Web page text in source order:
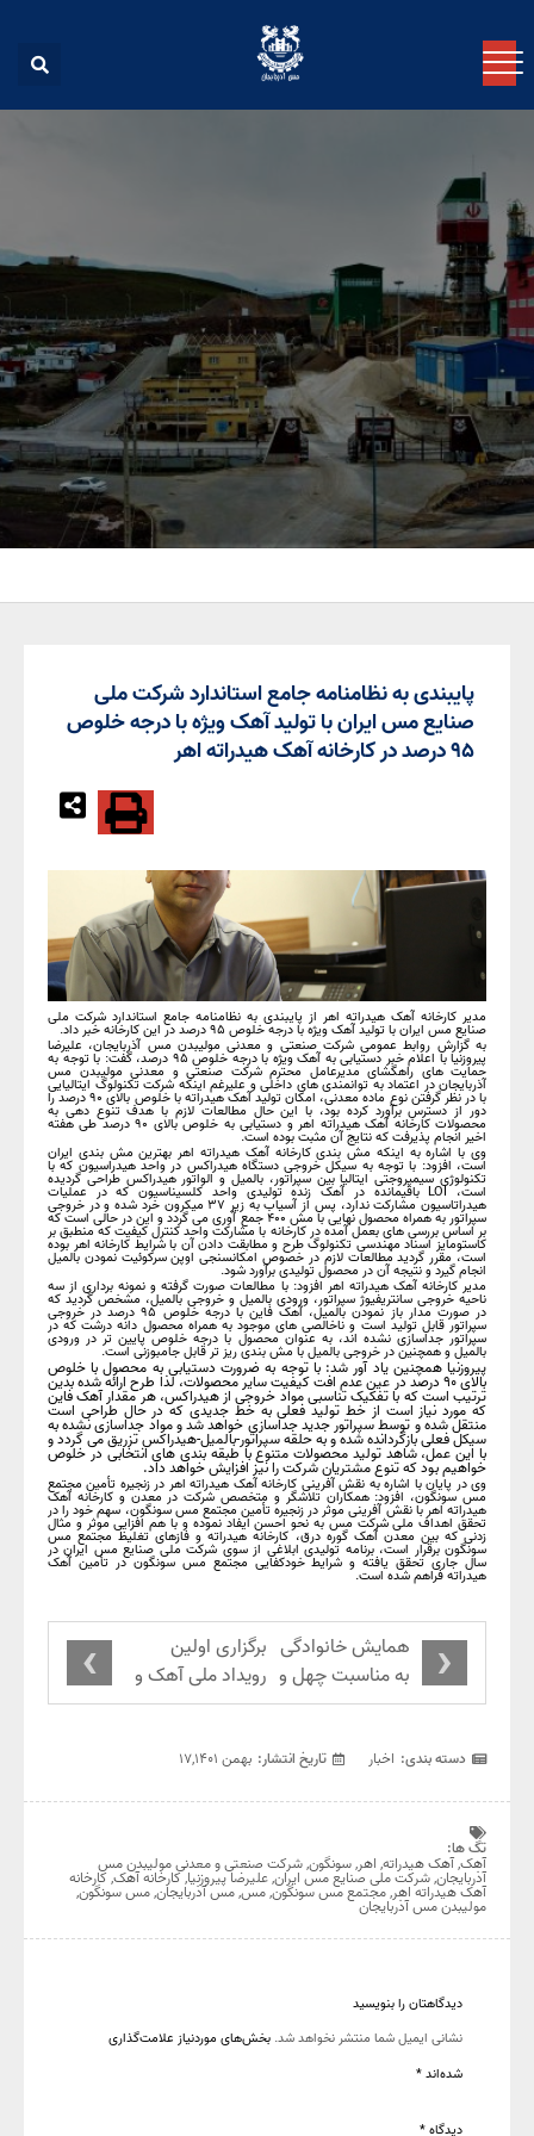
پایبندی به نظامنامه جامع استاندارد شرکت ملی
صنایع مس ایران با تولید آهک ویژه با درجه خلوص
۹۵ درصد در کارخانه آهک هیدراته اهر
مدیر کارخانه آهک هیدراته اهر از پایبندی به نظامنامه جامع استاندارد شرکت ملی
صنایع مس ایران با تولید آهک ویژه با درجه خلوص ۹۵ درصد در این کارخانه خبر داد.
به گزارش روابط عمومی شرکت صنعتی و معدنی مولیبدن مس آذربایجان، علیرضا
پیروزنیا با اعلام خبر دستیابی به آهک ویژه با درجه خلوص ۹۵ درصد، گفت: با توجه به
حمایت های راهگشای مدیرعامل محترم شرکت صنعتی و معدنی مولیبدن مس
آذربایجان در اعتماد به توانمندی های داخلی و علیرغم اینکه شرکت تکنولوگ ایتالیایی
با در نظر گرفتن نوع ماده معدنی، امکان تولید آهک هیدراته با خلوص بالای ۹۰ درصد را
دور از دسترس برآورد کرده بود، با این حال مطالعات لازم با هدف تنوع دهی به
محصولات کارخانه آهک هیدراته اهر و دستیابی به خلوص بالای ۹۰ درصد طی هفته
اخیر انجام پذیرفت که نتایج آن مثبت بوده است.
وی با اشاره به اینکه مش بندی کارخانه آهک هیدراته اهر بهترین مش بندی ایران
است، افزود: با توجه به سیکل خروجی دستگاه هیدراکس در واحد هیدراسیون که با
تکنولوژی سیمپروجتی ایتالیا بین سپراتور، بالمیل و الواتور هیدراکس طراحی گردیده
است، LOI باقیمانده در آهک زنده تولیدی واحد کلسیناسیون که در عملیات
هیدراتاسیون مشارکت ندارد، پس از آسیاب به زیر ۳۷ میکرون خرد شده و در خروجی
سپراتور به همراه محصول نهایی با مش ۴۰۰ جمع آوری می گردد و این در حالی است که
بر اساس بررسی های بعمل آمده در کارخانه با مشارکت واحد کنترل کیفیت که منطبق بر
کاستومایز اسناد مهندسی تکنولوگ طرح و مطابقت دادن آن با شرایط کارخانه اهر بوده
است، مقرر گردید مطالعات لازم در خصوص امکانسنجی اوپن سرکوئیت نمودن بالمیل
انجام گیرد و نتیجه آن در محصول تولیدی برآورد شود.
مدیر کارخانه آهک هیدراته اهر افزود: با مطالعات صورت گرفته و نمونه برداری از سه
ناحیه خروجی سانتریفیوژ سپراتور، ورودی بالمیل و خروجی بالمیل، مشخص گردید که
در صورت مدار باز نمودن بالمیل، آهک فاین با درجه خلوص ۹۵ درصد در خروجی
سپراتور قابل تولید است و ناخالصی های موجود به همراه محصول دانه درشت که در
سپراتور جداسازی نشده اند، به عنوان محصول با درجه خلوص پایین تر در ورودی
بالمیل و همچنین در خروجی بالمیل با مش بندی ریز تر قابل جامبوزنی است.
پیروزنیا همچنین یاد آور شد: با توجه به ضرورت دستیابی به محصول با خلوص
بالای ۹۰ درصد در عین عدم افت کیفیت سایر محصولات، لذا طرح ارائه شده بدین
ترتیب است که با تفکیک تناسبی مواد خروجی از هیدراکس، هر مقدار آهک فاین
که مورد نیاز است از خط تولید فعلی به خط جدیدی که در حال طراحی است
منتقل شده و توسط سپراتور جدید جداسازی خواهد شد و مواد جداسازی نشده به
سیکل فعلی بازگردانده شده و به حلقه سپراتور-بالمیل-هیدراکس تزریق می گردد و
با این عمل، شاهد تولید محصولات متنوع با طبقه بندی های انتخابی در خلوص
خواهیم بود که تنوع مشتریان شرکت را نیز افزایش خواهد داد.
وی در پایان با اشاره به نقش آفرینی کارخانه آهک هیدراته اهر در زنجیره تأمین مجتمع
مس سونگون، افزود: همکاران تلاشگر و متخصص شرکت در معدن و کارخانه آهک
هیدراته اهر با نقش آفرینی موثر در زنجیره تأمین مجتمع مس سونگون، سهم خود را در
تحقق اهداف ملی شرکت مس به نحو احسن ایفاد نموده و با هم افزایی موثر و مثال
زدنی که بین معدن آهک گوره درق، کارخانه هیدراته و فازهای تغلیظ مجتمع مس
سونگون برقرار است، برنامه تولیدی ابلاغی از سوی شرکت ملی صنایع مس ایران در
سال جاری تحقق یافته و شرایط خودکفایی مجتمع مس سونگون در تأمین آهک
هیدراته فراهم شده است.
همایش خانوادگی
به مناسبت چهل و
چهارمین سالگرد
انقلاب اسلامی
مولیبدن مس
آذربایجان
‹
برگزاری اولین
رویداد ملی آهک و
صنایع وابسته در
›
دسته بندی: اخبار تاریخ انتشار: بهمن ۱۷,۱۴۰۱
تگ ها:
آهک,آهک هیدراته, اهر,سونگون,شرکت صنعتی و معدنی مولیبدن مس
آذربایجان,شرکت ملی صنایع مس ایران,علیرضا پیروزنیا,کارخانه آهک,کارخانه
آهک هیدراته اهر,مجتمع مس سونگون,مس,مس آذربایجان,مس سونگون,
مولیبدن مس آذربایجان
دیدگاهتان را بنویسید
نشانی ایمیل شما منتشر نخواهد شد. بخش‌های موردنیاز علامت‌گذاری
شده‌اند*
دیدگاه*